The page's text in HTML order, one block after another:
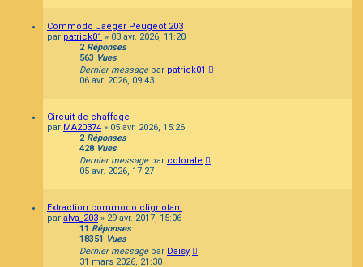
Commodo Jaeger Peugeot 203
par patrick01 » 03 avr. 2026, 11:20
2Réponses
563 Vues
Dernier message par patrick01
06 avr. 2026, 09:43
Circuit de chaffage
par MA20374 » 05 avr. 2026, 15:26
2Réponses
428 Vues
Dernier message par colorale
05 avr. 2026, 17:27
Extraction commodo clignotant
par alva_203 » 29 avr. 2017, 15:06
11 Réponses
18351 Vues
Dernier message par Daisy
31 mars 2026, 21:30